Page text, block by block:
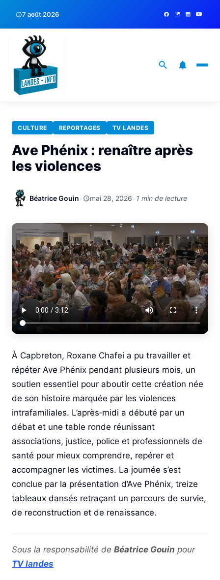
7 août 2026
CULTURE REPORTAGES TV LANDES
Ave Phénix : renaître après
les violences
Béatrice Gouin• mai 28, 2026•1 min de lecture
À Capbreton, Roxane Chafei a pu travailler et
répéter Ave Phénix pendant plusieurs mois, un
soutien essentiel pour aboutir cette création née
de son histoire marquée par les violences
intrafamiliales. L’après‑midi a débuté par un
débat et une table ronde réunissant
associations, justice, police et professionnels de
santé pour mieux comprendre, repérer et
accompagner les victimes. La journée s’est
conclue par la présentation d’Ave Phénix, treize
tableaux dansés retraçant un parcours de survie,
de reconstruction et de renaissance.
Sous la responsabilité de Béatrice Gouin pour
TV landes